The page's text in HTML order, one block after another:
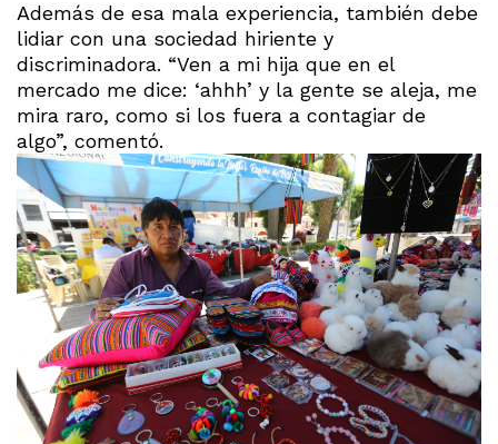
Además de esa mala experiencia, también debe
lidiar con una sociedad hiriente y
discriminadora. “Ven a mi hija que en el
mercado me dice: ‘ahhh’ y la gente se aleja, me
mira raro, como si los fuera a contagiar de
algo”, comentó.